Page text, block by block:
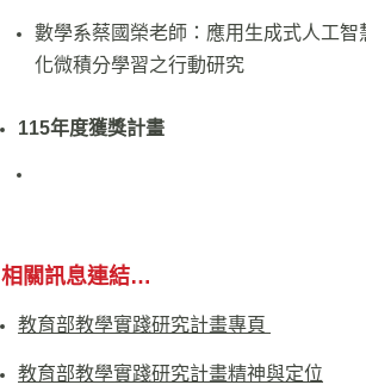
數學系蔡國榮老師：應用生成式人工智
化微積分學習之行動研究
115年度獲獎計畫
相關訊息連結…
教育部教學實踐研究計畫專頁
教育部教學實踐研究計畫精神與定位